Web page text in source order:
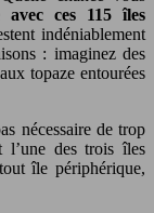
ces 115 îles
indéniablement
: imaginez des
topaze entourées
nécessaire de trop
l’une des trois îles
île périphérique,